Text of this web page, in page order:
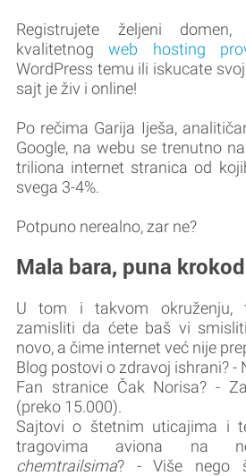
Registrujete željeni
kvalitetnogweb hosting
WordPress temu ili iskucate
sajt je živ i online!
Po rečima Garija Iješa,
Google, na webu se trenutno
triliona internet stranica od
svega 3-4%.
Potpuno nerealno, zar ne?
Mala bara, puna
U tom i takvom okruženju,
zamisliti da ćete baš vi
novo, a čime internet već nije
Blog postovi o zdravoj ishrani? -
Fan stranice Čak Norisa? -
(preko 15.000).
Sajtovi o štetnim uticajima i
tragovima aviona na
chemtrailsima? - Više nego